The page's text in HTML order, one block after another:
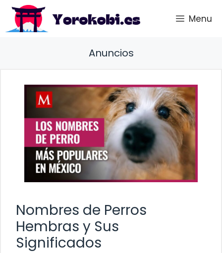
Saltar
contenido
Menu
Anuncios
Nombres de Perros
Hembras y Sus
Significados